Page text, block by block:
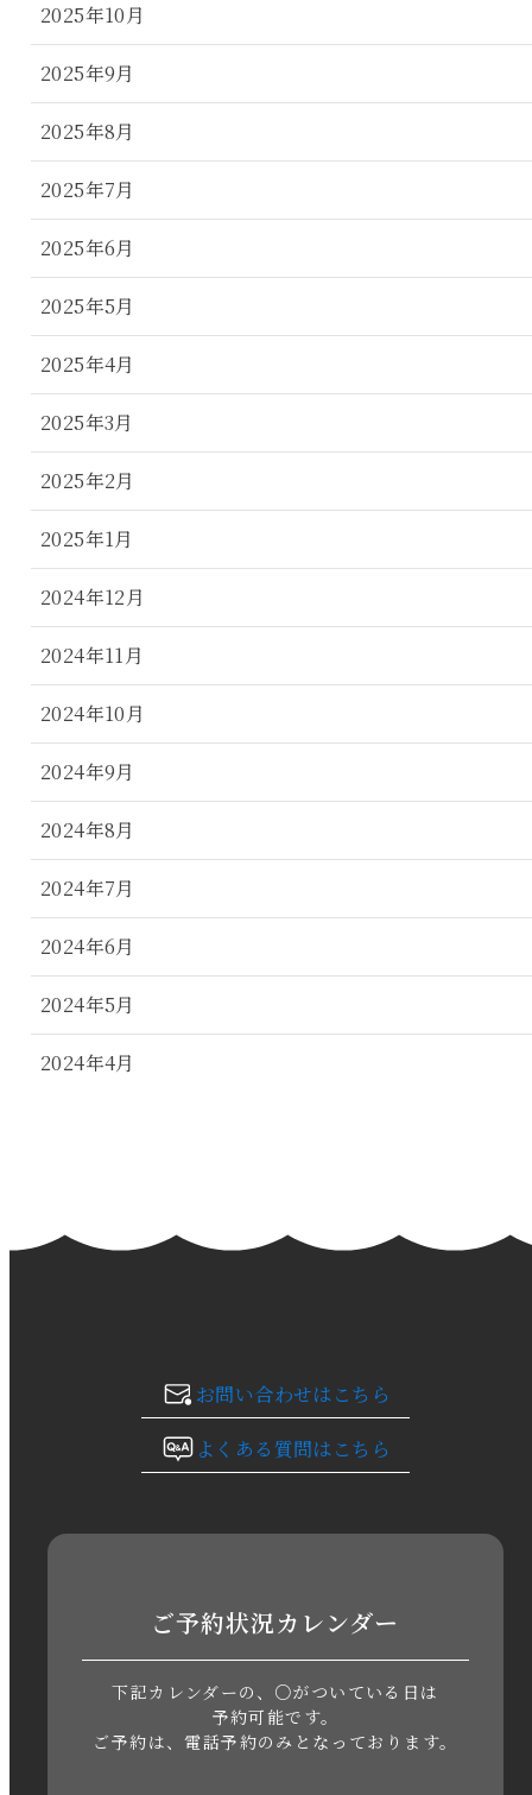
2025年10月
2025年9月
2025年8月
2025年7月
2025年6月
2025年5月
2025年4月
2025年3月
2025年2月
2025年1月
2024年12月
2024年11月
2024年10月
2024年9月
2024年8月
2024年7月
2024年6月
2024年5月
2024年4月
2024年1月
2023年10月
2023年8月
2023年5月
お問い合わせはこちら
よくある質問はこちら
ご予約状況カレンダー
下記カレンダーの、○がついている日は
予約可能です。
ご予約は、電話予約のみとなっております。